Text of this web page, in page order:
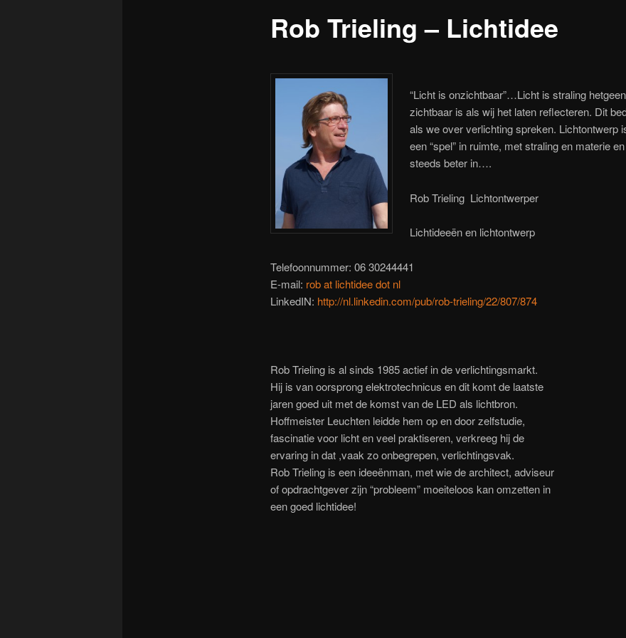
Rob Trieling – Lichtidee
“Licht is onzichtbaar”…Licht is straling
zichtbaar is als wij het laten reflecteren. Dit
als we over verlichting spreken. Lichtontwerp
een “spel” in ruimte, met straling en materie
steeds beter in….
Rob Trieling Lichtontwerper
Lichtideeën en lichtontwerp
Telefoonnummer: 06 30244441
E-mail: rob at lichtidee dot nl
LinkedIN: http://nl.linkedin.com/pub/rob-trieling/22/807/874
Rob Trieling is al sinds 1985 actief in de verlichtingsmarkt.
Hij is van oorsprong elektrotechnicus en dit komt de laatste
jaren goed uit met de komst van de LED als lichtbron.
Hoffmeister Leuchten leidde hem op en door zelfstudie,
fascinatie voor licht en veel praktiseren, verkreeg hij de
ervaring in dat ,vaak zo onbegrepen, verlichtingsvak.
Rob Trieling is een ideeënman, met wie de architect, adviseur
of opdrachtgever zijn “probleem” moeiteloos kan omzetten in
een goed lichtidee!